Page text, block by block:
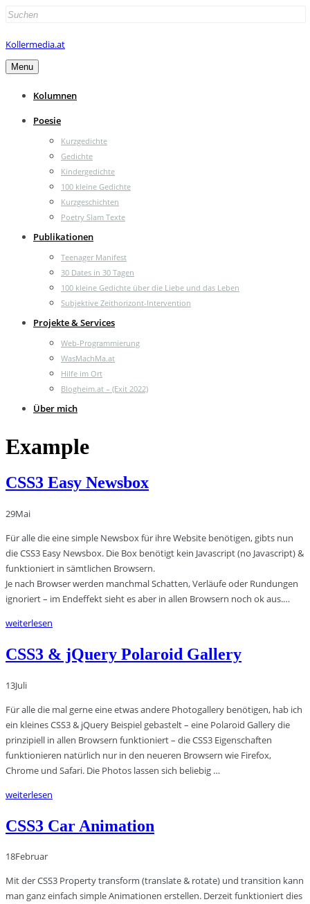
Search
Kollermedia.at
Menu
Kolumnen
Poesie
Kurzgedichte
Gedichte
Kindergedichte
100 kleine Gedichte
Kurzgeschichten
Poetry Slam Texte
Publikationen
Teenager Manifest
30 Dates in 30 Tagen
100 kleine Gedichte über die Liebe und das Leben
Subjektive Zeithorizont-Intervention
Projekte & Services
Web-Programmierung
WasMachMa.at
Hilfe im Ort
Blogheim.at – (Exit 2022)
Über mich
Example
CSS3 Easy Newsbox
29Mai
Für alle die eine simple Newsbox für ihre Website benötigen, gibts nun
die CSS3 Easy Newsbox. Die Box benötigt kein Javascript (no Javascript) &
funktioniert in sämtlichen Browsern.
Je nach Browser werden manchmal Schatten, Verläufe oder Rundungen
ignoriert – im Endeffekt sieht es aber in allen Browsern noch ok aus.…
weiterlesen
CSS3 & jQuery Polaroid Gallery
13Juli
Für alle die mal gerne eine etwas andere Photogallery benötigen, hab ich
ein kleines CSS3 & jQuery Beispiel gebastelt – eine Polaroid Gallery die
prinzipiell in allen Browsern funktioniert – die CSS3 Eigenschaften
funktionieren natürlich nur in den neueren Browsern wie Firefox,
Chrome und Safari. Die Photos lassen sich beliebig …
weiterlesen
CSS3 Car Animation
18Februar
Mit der CSS3 Property transform (translate & rotate) und transition kann
man ganz einfach simple Animationen erstellen. Derzeit funktioniert dies